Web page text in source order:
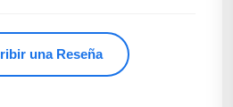
una Reseña